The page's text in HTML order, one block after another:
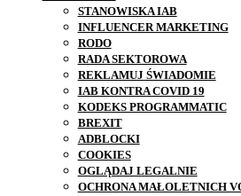
STANOWISKA IAB
INFLUENCER MARKETING
RODO
RADA SEKTOROWA
REKLAMUJ ŚWIADOMIE
IAB KONTRA COVID 19
KODEKS PROGRAMMATIC
BREXIT
ADBLOCKI
COOKIES
OGLĄDAJ LEGALNIE
OCHRONA MAŁOLETNICH